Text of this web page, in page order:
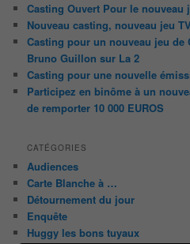
Casting Ouvert Pour le nouveau
Nouveau casting, nouveau jeu
Casting pour un nouveau jeu de
Bruno Guillon sur La 2
Casting pour une nouvelle
Participez en binôme à un
de remporter 10 000 EUROS
CATÉGORIES
Audiences
Carte Blanche à …
Détournement du jour
Enquête
Huggy les bons tuyaux